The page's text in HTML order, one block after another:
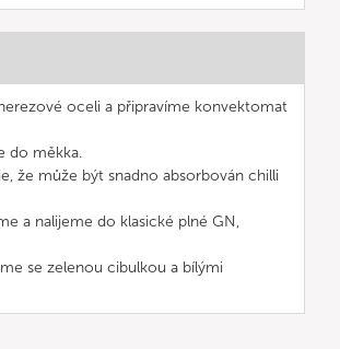
oceli a připravíme konvektomat
do měkka.
že může být snadno absorbován chilli
a nalijeme do klasické plné GN,
se zelenou cibulkou a bílými